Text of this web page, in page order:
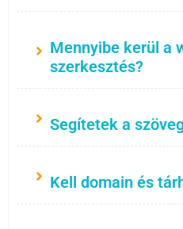
Mennyibe kerül a
szerkesztés?
Segítetek a
Kell domain és